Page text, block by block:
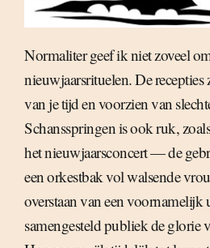
Normaliter geef ik niet zoveel
nieuwjaarsrituelen. De
van je tijd en voorzien van
Schansspringen is ook ruk,
het nieuwjaarsconcert — de
een orkestbak vol walsende
overstaan van een voornamelijk
samengesteld publiek de glorie